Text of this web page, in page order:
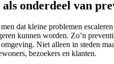
onderdeel van
dat kleine problemen
kunnen worden. Zo’n
Niet alleen in steden
bezoekers en klanten.